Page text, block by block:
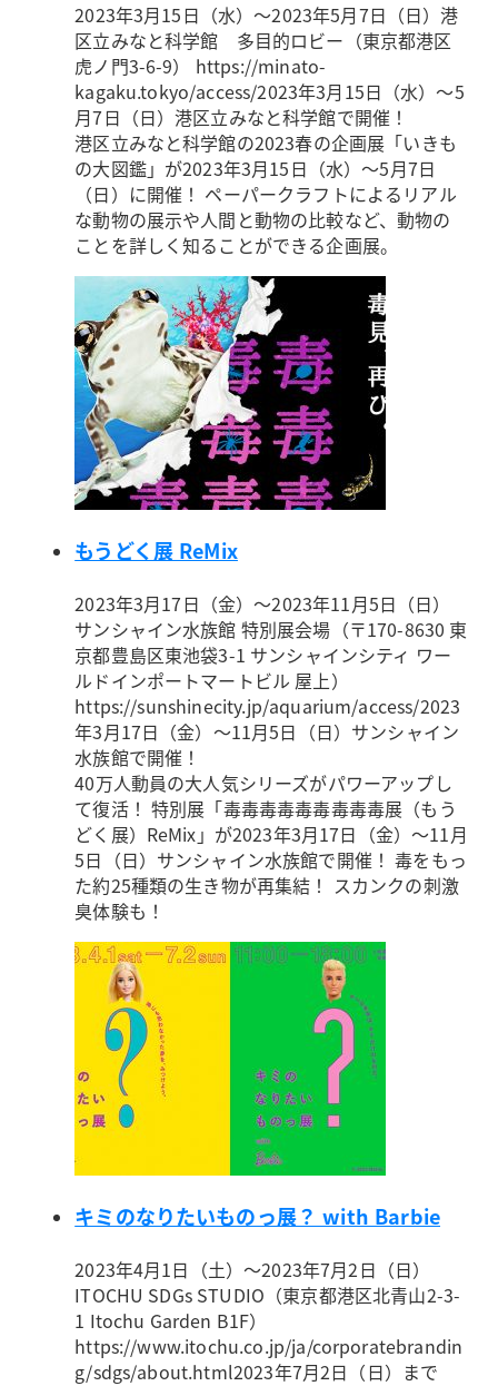
2023年3月15日（水）～2023年5月7日（日）港
区立みなと科学館 多目的ロビー（東京都港区
虎ノ門3-6-9） https://minato-
kagaku.tokyo/access/2023年3月15日（水）～5
月7日（日）港区立みなと科学館で開催！
港区立みなと科学館の2023春の企画展「いきも
の大図鑑」が2023年3月15日（水）～5月7日
（日）に開催！ ペーパークラフトによるリアル
な動物の展示や人間と動物の比較など、動物の
ことを詳しく知ることができる企画展。
もうどく展 ReMix
2023年3月17日（金）～2023年11月5日（日）
サンシャイン水族館 特別展会場（〒170-8630 東
京都豊島区東池袋3-1 サンシャインシティ ワー
ルドインポートマートビル 屋上）
https://sunshinecity.jp/aquarium/access/2023
年3月17日（金）～11月5日（日）サンシャイン
水族館で開催！
40万人動員の大人気シリーズがパワーアップし
て復活！ 特別展「毒毒毒毒毒毒毒毒毒展（もう
どく展）ReMix」が2023年3月17日（金）～11月
5日（日）サンシャイン水族館で開催！ 毒をもっ
た約25種類の生き物が再集結！ スカンクの刺激
臭体験も！
キミのなりたいものっ展？ with Barbie
2023年4月1日（土）～2023年7月2日（日）
ITOCHU SDGs STUDIO（東京都港区北青山2-3-
1 Itochu Garden B1F）
https://www.itochu.co.jp/ja/corporatebrandin
g/sdgs/about.html2023年7月2日（日）まで